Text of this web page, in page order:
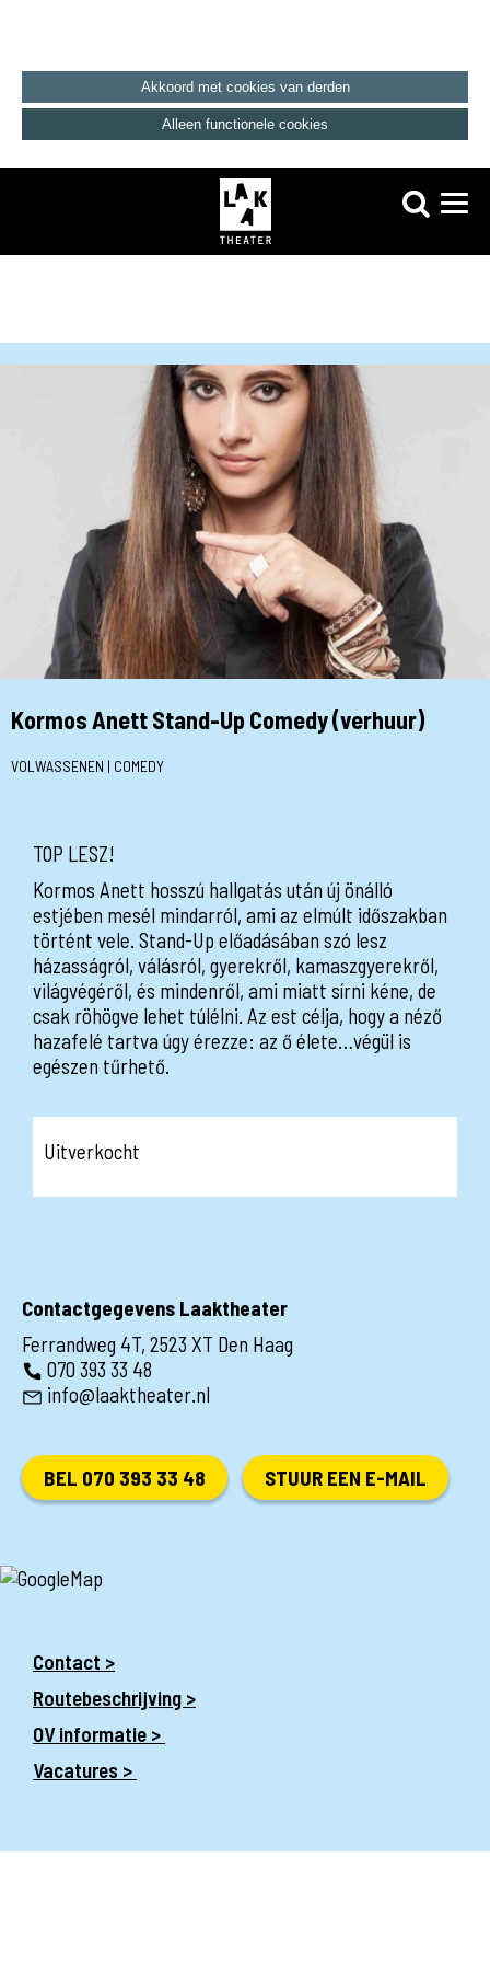
Akkoord met cookies van derden
Alleen functionele cookies
Kormos Anett Stand-Up Comedy (verhuur)
VOLWASSENEN | COMEDY
TOP LESZ!
Kormos Anett hosszú hallgatás után új önálló
estjében mesél mindarról, ami az elmúlt időszakban
történt vele. Stand-Up előadásában szó lesz
házasságról, válásról, gyerekről, kamaszgyerekről,
világvégéről, és mindenről, ami miatt sírni kéne, de
csak röhögve lehet túlélni. Az est célja, hogy a néző
hazafelé tartva úgy érezze: az ő élete…végül is
egészen tűrhető.
Uitverkocht
Contactgegevens Laaktheater
Ferrandweg 4T, 2523 XT Den Haag
070 393 33 48
info@laaktheater.nl
BEL 070 393 33 48 STUUR EEN E-MAIL
Contact >
Routebeschrijving >
OV informatie >
Vacatures >